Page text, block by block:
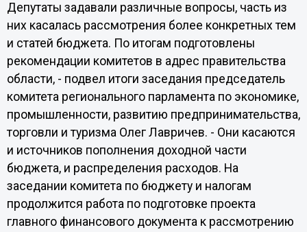
Депутаты задавали различные вопросы, часть из
них касалась рассмотрения более конкретных тем
и статей бюджета. По итогам подготовлены
рекомендации комитетов в адрес правительства
области, - подвел итоги заседания председатель
комитета регионального парламента по экономике,
промышленности, развитию предпринимательства,
торговли и туризма Олег Лавричев. - Они касаются
и источников пополнения доходной части
бюджета, и распределения расходов. На
заседании комитета по бюджету и налогам
продолжится работа по подготовке проекта
главного финансового документа к рассмотрению